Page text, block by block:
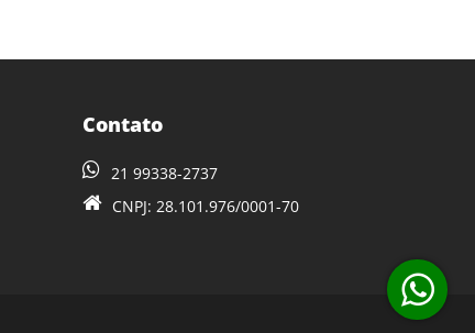
Contato
21 99338-2737
CNPJ: 28.101.976/0001-70